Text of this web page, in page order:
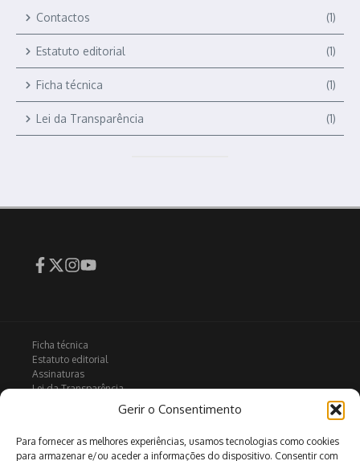
Gerir o Consentimento
Para fornecer as melhores experiências, usamos tecnologias como cookies
para armazenar e/ou aceder a informações do dispositivo. Consentir com
Contactos (1)
Estatuto editorial (1)
Ficha técnica (1)
Lei da Transparência (1)
Ficha técnica
Estatuto editorial
Assinaturas
Lei da Transparência
Política de privacidade